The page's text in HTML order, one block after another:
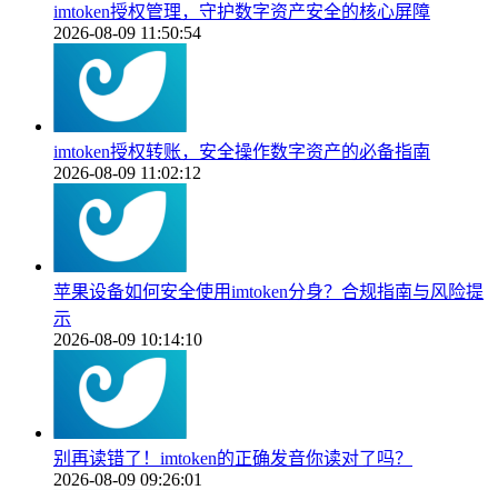
imtoken授权管理，守护数字资产安全的核心屏障
2026-08-09 11:50:54
imtoken授权转账，安全操作数字资产的必备指南
2026-08-09 11:02:12
苹果设备如何安全使用imtoken分身？合规指南与风险提
示
2026-08-09 10:14:10
别再读错了！imtoken的正确发音你读对了吗？
2026-08-09 09:26:01